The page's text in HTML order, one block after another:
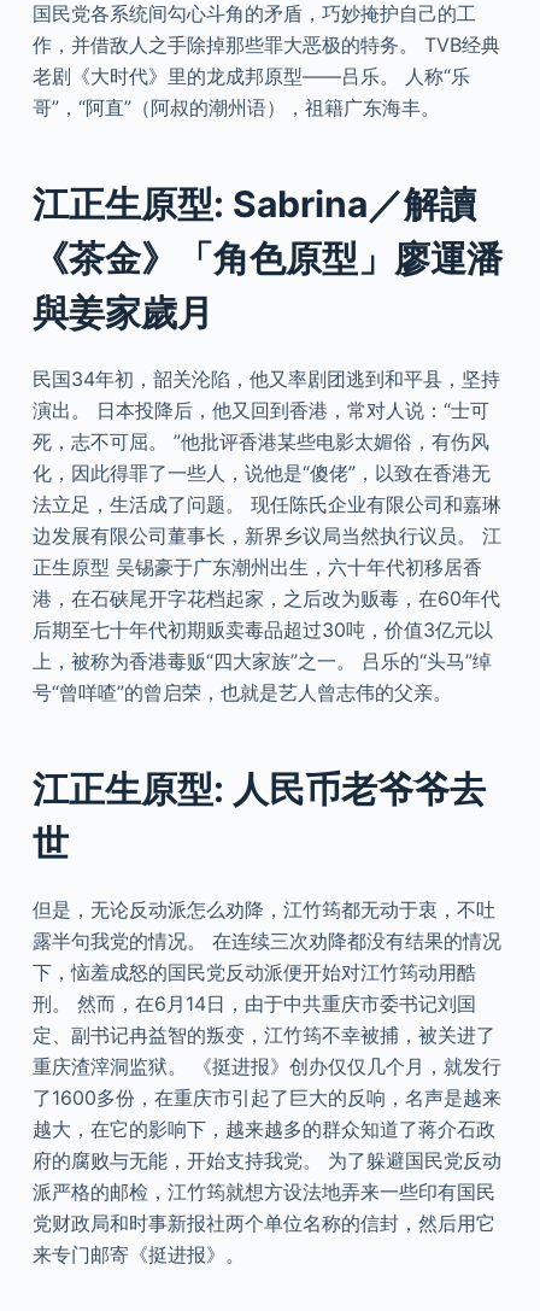
国民党各系统间勾心斗角的矛盾，巧妙掩护自己的工
作，并借敌人之手除掉那些罪大恶极的特务。 TVB经典
老剧《大时代》里的龙成邦原型——吕乐。 人称“乐
哥”，“阿直”（阿叔的潮州语），祖籍广东海丰。
江正生原型: Sabrina／解讀
《茶金》「角色原型」廖運潘
與姜家歲月
民国34年初，韶关沦陷，他又率剧团逃到和平县，坚持
演出。 日本投降后，他又回到香港，常对人说：“士可
死，志不可屈。 ”他批评香港某些电影太媚俗，有伤风
化，因此得罪了一些人，说他是“傻佬”，以致在香港无
法立足，生活成了问题。 现任陈氏企业有限公司和嘉琳
边发展有限公司董事长，新界乡议局当然执行议员。 江
正生原型 吴锡豪于广东潮州出生，六十年代初移居香
港，在石硖尾开字花档起家，之后改为贩毒，在60年代
后期至七十年代初期贩卖毒品超过30吨，价值3亿元以
上，被称为香港毒贩“四大家族”之一。 吕乐的“头马”绰
号“曾咩喳”的曾启荣，也就是艺人曾志伟的父亲。
江正生原型: 人民币老爷爷去
世
但是，无论反动派怎么劝降，江竹筠都无动于衷，不吐
露半句我党的情况。 在连续三次劝降都没有结果的情况
下，恼羞成怒的国民党反动派便开始对江竹筠动用酷
刑。 然而，在6月14日，由于中共重庆市委书记刘国
定、副书记冉益智的叛变，江竹筠不幸被捕，被关进了
重庆渣滓洞监狱。 《挺进报》创办仅仅几个月，就发行
了1600多份，在重庆市引起了巨大的反响，名声是越来
越大，在它的影响下，越来越多的群众知道了蒋介石政
府的腐败与无能，开始支持我党。 为了躲避国民党反动
派严格的邮检，江竹筠就想方设法地弄来一些印有国民
党财政局和时事新报社两个单位名称的信封，然后用它
来专门邮寄《挺进报》。